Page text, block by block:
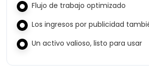
Flujo de trabajo optimizado
Los ingresos por publicidad
Un activo valioso, listo para usar